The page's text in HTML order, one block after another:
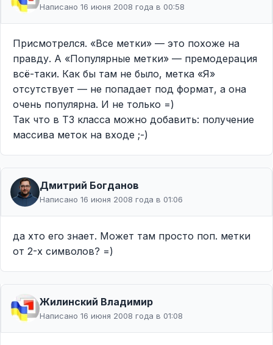
Написано 16 июня 2008 года в 00:58
Присмотрелся. «Все метки» — это похоже на
правду. А «Популярные метки» — премодерация
всё-таки. Как бы там не было, метка «Я»
отсутствует — не попадает под формат, а она
очень популярна. И не только =)
Так что в ТЗ класса можно добавить: получение
массива меток на входе ;-)
Дмитрий Богданов
Написано 16 июня 2008 года в 01:06
да хто его знает. Может там просто поп. метки
от 2-х символов? =)
Жилинcкий Владимир
Написано 16 июня 2008 года в 01:08